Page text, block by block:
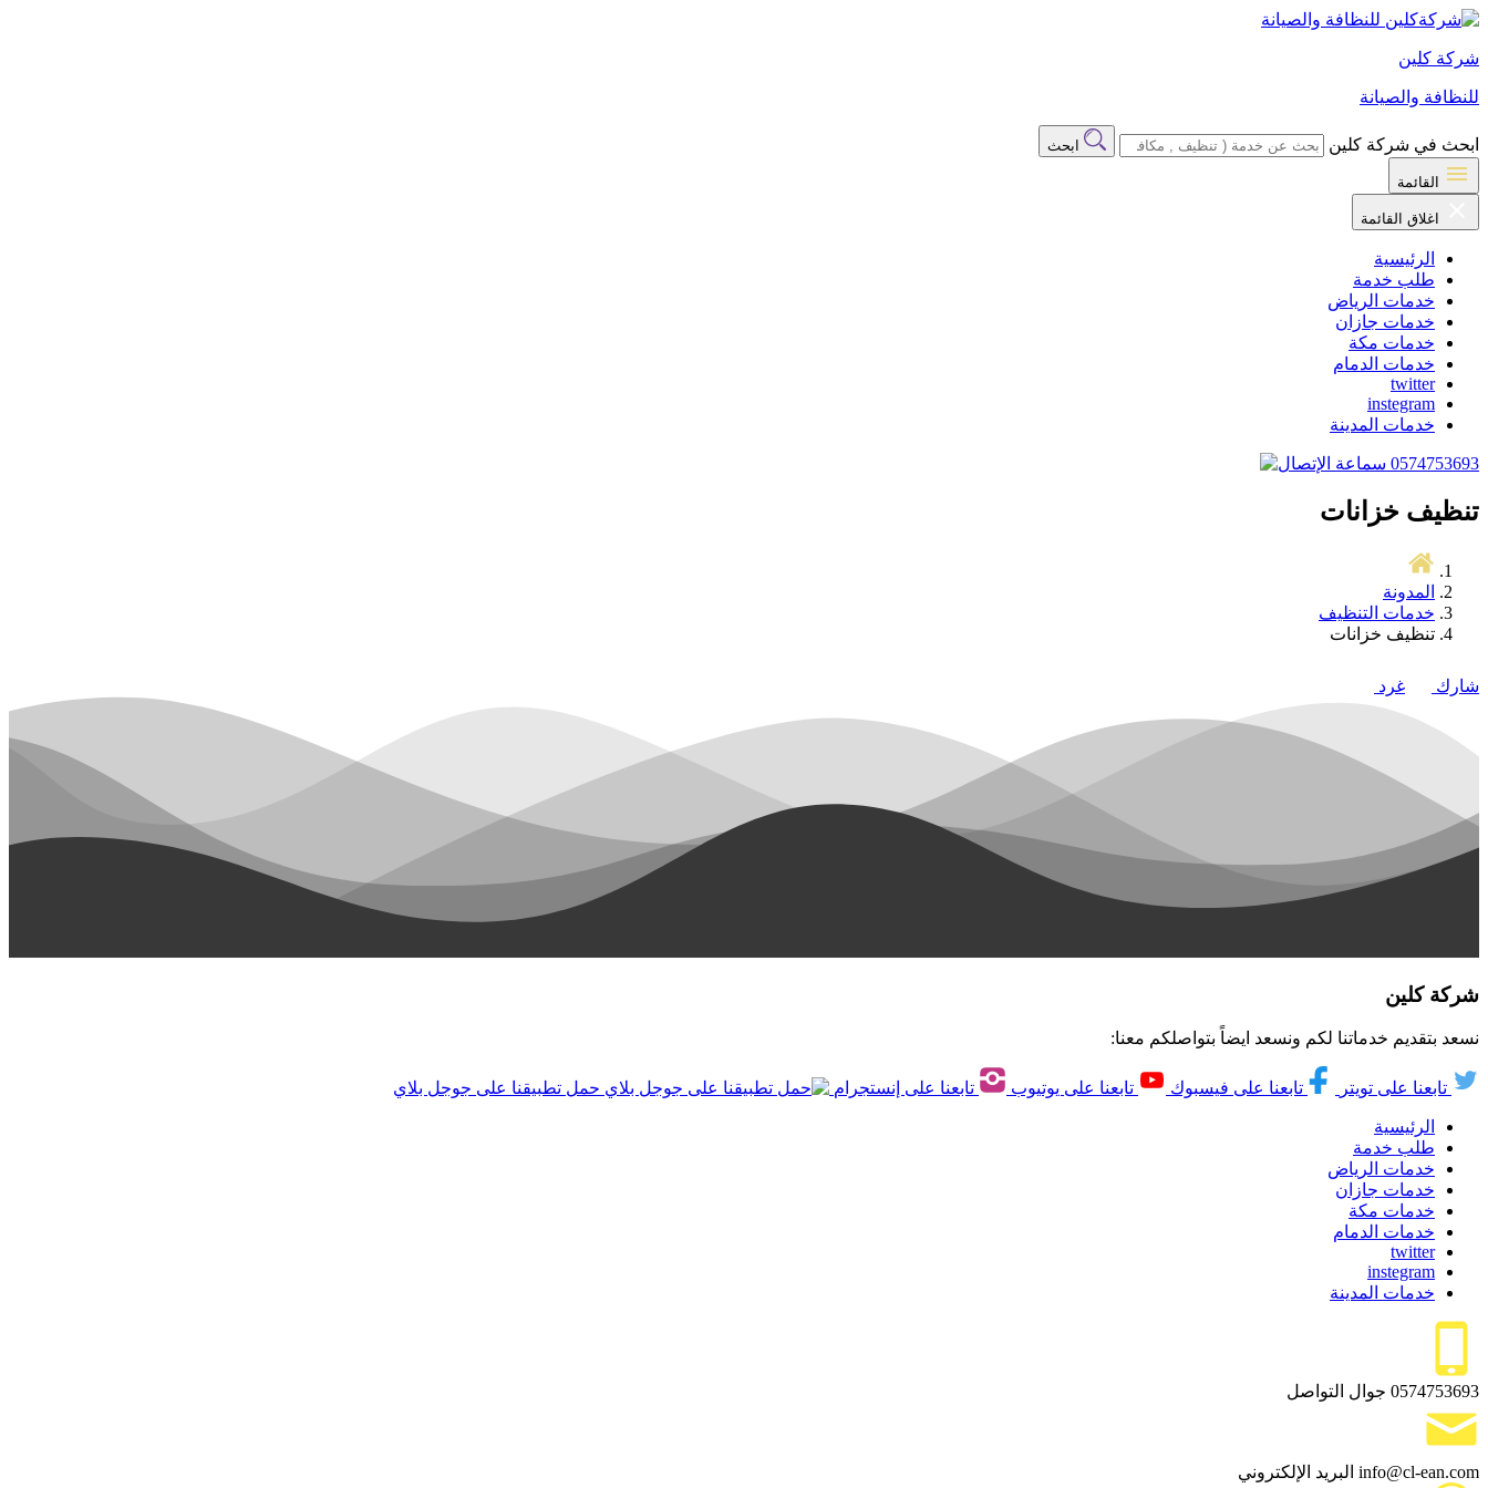
شركة كلين
للنظافة والصيانة
ابحث في شركة كلين ابحث
القائمة
اغلاق القائمة
الرئيسية
طلب خدمة
خدمات الرياض
خدمات جازان
خدمات مكة
خدمات الدمام
twitter
instegram
خدمات المدينة
0574753693
تنظيف خزانات
المدونة
خدمات التنظيف
تنظيف خزانات
شارك غرد
شركة كلين
نسعد بتقديم خدماتنا لكم ونسعد ايضاً بتواصلكم معنا:
تابعنا على تويتر تابعنا على فيسبوك تابعنا على يوتيوب تابعنا على إنستجرام حمل تطبيقنا على جوجل بلاي
الرئيسية
طلب خدمة
خدمات الرياض
خدمات جازان
خدمات مكة
خدمات الدمام
twitter
instegram
خدمات المدينة
0574753693 جوال التواصل
info@cl-ean.com البريد الإلكتروني